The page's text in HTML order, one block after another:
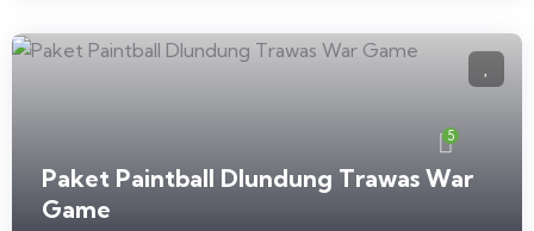
5
Paket Paintball Dlundung Trawas War
Game